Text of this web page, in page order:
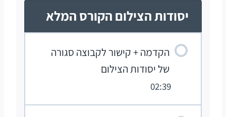
יסודות הצילום הקורס המלא
הקדמה + קישור לקבוצה סגורה
של יסודות הצילום
02:39